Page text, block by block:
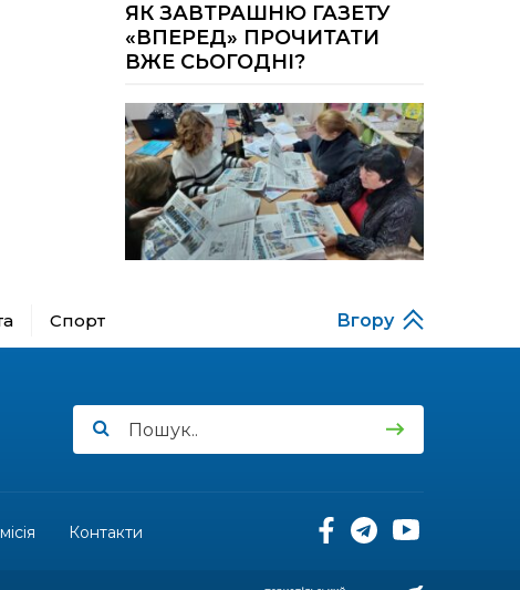
18:24
14 лип
В Україні створять
Координаційну раду з
питань ВПО та
за кордону
18:15
14 лип
Бахмутський код на
Гощанщині: коли традиції
єднають громади
17:25
Маленькі бахмутяни у
10 лип
Морські мушлі в техніці
макраме
17:07
10 лип
Бахмутяни вибороли
настільного тенісу
08 лип
Юна бахмутянка Кіра
Радченко долучилася до
унікального інклюзивного
проєкту «КОЛО
ЯК ЗАВТРАШНЮ ГАЗЕТУ
«ВПЕРЕД» ПРОЧИТАТИ
ВЖЕ СЬОГОДНІ?
Спорт Вгору
Контакти